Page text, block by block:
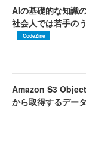
AIの基礎的な知識
社会人では若手の
CodeZine
Amazon S3
から取得するデー